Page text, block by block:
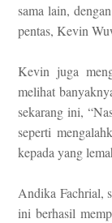
sama lain,
pentas, Kevin
Kevin juga
melihat
sekarang ini,
seperti
kepada yang
Andika Fachrial,
ini berhasil